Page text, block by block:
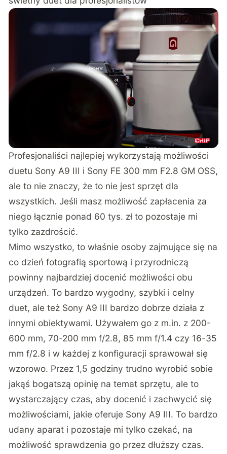
Profesjonaliści najlepiej wykorzystają możliwości
duetu Sony A9 III i Sony FE 300 mm F2.8 GM OSS,
ale to nie znaczy, że to nie jest sprzęt dla
wszystkich. Jeśli masz możliwość zapłacenia za
niego łącznie ponad 60 tys. zł to pozostaje mi
tylko zazdrościć.
Mimo wszystko, to właśnie osoby zajmujące się na
co dzień fotografią sportową i przyrodniczą
powinny najbardziej docenić możliwości obu
urządzeń. To bardzo wygodny, szybki i celny
duet, ale też Sony A9 III bardzo dobrze działa z
innymi obiektywami. Używałem go z m.in. z 200-
600 mm, 70-200 mm f/2.8, 85 mm f/1.4 czy 16-35
mm f/2.8 i w każdej z konfiguracji sprawował się
wzorowo. Przez 1,5 godziny trudno wyrobić sobie
jakąś bogatszą opinię na temat sprzętu, ale to
wystarczający czas, aby docenić i zachwycić się
możliwościami, jakie oferuje Sony A9 III. To bardzo
udany aparat i pozostaje mi tylko czekać, na
możliwość sprawdzenia go przez dłuższy czas.